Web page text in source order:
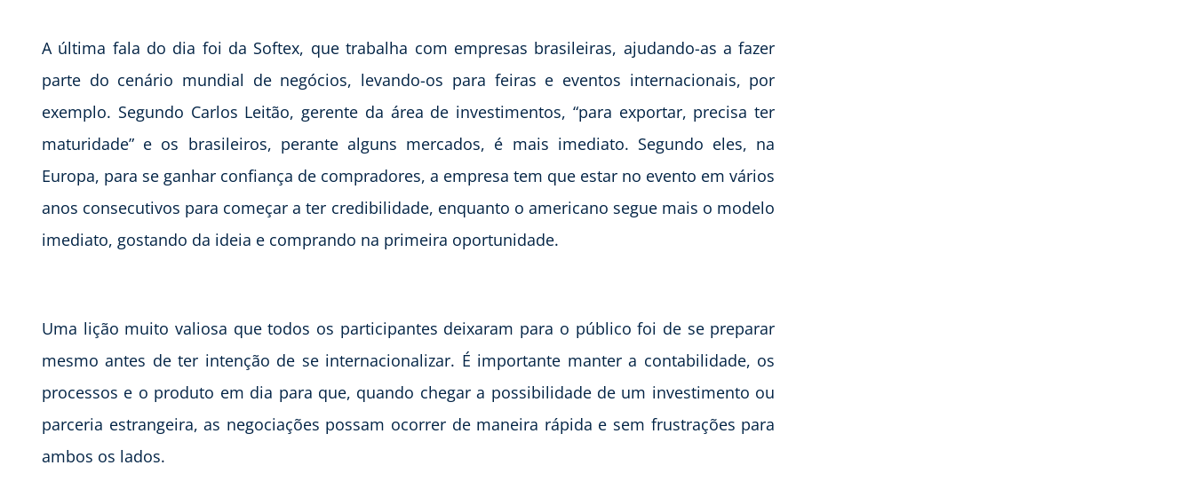
A última fala do dia foi da Softex, que trabalha com empresas brasileiras, ajudando-as a fazer
parte do cenário mundial de negócios, levando-os para feiras e eventos internacionais, por
exemplo. Segundo Carlos Leitão, gerente da área de investimentos, “para exportar, precisa ter
maturidade” e os brasileiros, perante alguns mercados, é mais imediato. Segundo eles, na
Europa, para se ganhar confiança de compradores, a empresa tem que estar no evento em vários
anos consecutivos para começar a ter credibilidade, enquanto o americano segue mais o modelo
imediato, gostando da ideia e comprando na primeira oportunidade.
Uma lição muito valiosa que todos os participantes deixaram para o público foi de se preparar
mesmo antes de ter intenção de se internacionalizar. É importante manter a contabilidade, os
processos e o produto em dia para que, quando chegar a possibilidade de um investimento ou
parceria estrangeira, as negociações possam ocorrer de maneira rápida e sem frustrações para
ambos os lados.